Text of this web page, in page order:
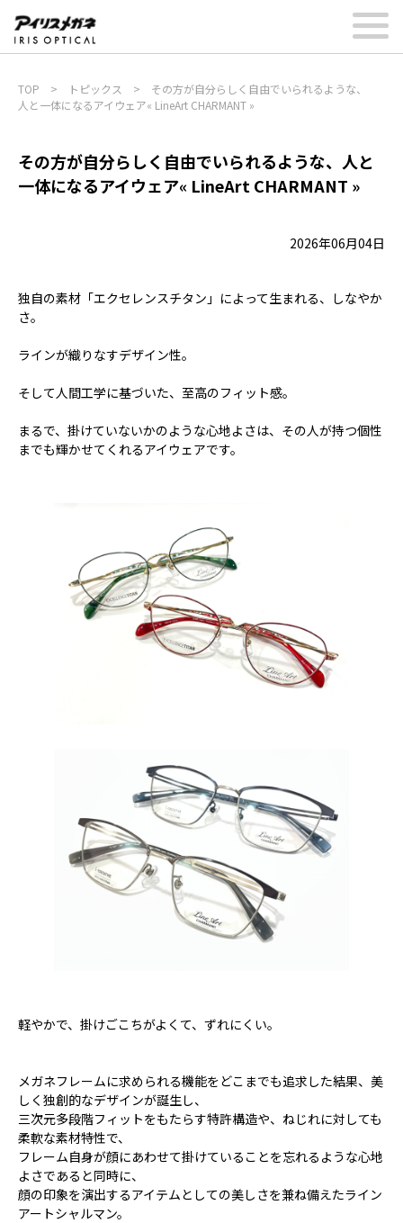
TOP > トピックス > その方が自分らしく自由でいられるような、
人と一体になるアイウェア« LineArt CHARMANT »
その方が自分らしく自由でいられるような、人と
一体になるアイウェア« LineArt CHARMANT »
2026年06月04日
独自の素材「エクセレンスチタン」によって生まれる、しなやか
さ。
ラインが織りなすデザイン性。
そして人間工学に基づいた、至高のフィット感。
まるで、掛けていないかのような心地よさは、その人が持つ個性
までも輝かせてくれるアイウェアです。
軽やかで、掛けごこちがよくて、ずれにくい。
メガネフレームに求められる機能をどこまでも追求した結果、美
しく独創的なデザインが誕生し、
三次元多段階フィットをもたらす特許構造や、ねじれに対しても
柔軟な素材特性で、
フレーム自身が顔にあわせて掛けていることを忘れるような心地
よさであると同時に、
顔の印象を演出するアイテムとしての美しさを兼ね備えたライン
アートシャルマン。